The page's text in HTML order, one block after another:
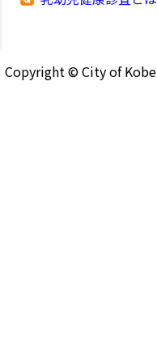
Copyright © City of